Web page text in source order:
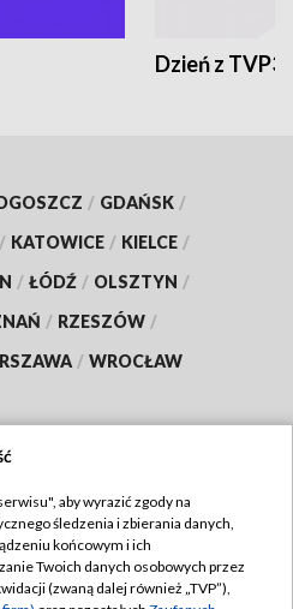
Dzień z TVP3
/ GDAŃSK /
/ KATOWICE / KIELCE /
/ ŁÓDŹ / OLSZTYN /
/ RZESZÓW /
/ WROCŁAW
TVP
TVP
aby wyrazić zgody na
śledzenia i zbierania danych,
końcowym i ich
Twoich danych osobowych przez
(zwaną dalej również „TVP”),